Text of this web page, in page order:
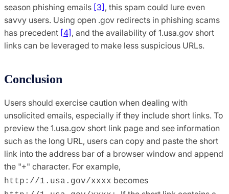
season phishing emails [3] , this spam could lure even
savvy users. Using open .gov redirects in phishing scams
has precedent [4] , and the availability of 1.usa.gov short
links can be leveraged to make less suspicious URLs.
Conclusion
Users should exercise caution when dealing with
unsolicited emails, especially if they include short links. To
preview the 1.usa.gov short link page and see information
such as the long URL, users can copy and paste the short
link into the address bar of a browser window and append
the "+" character. For example,
http://1.usa.gov/xxxx becomes